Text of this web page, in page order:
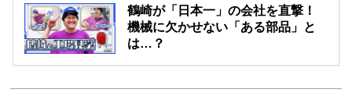
鶴崎が「日本一」の会社を直撃！
機械に欠かせない「ある部品」と
は…？